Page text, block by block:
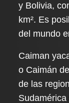
y Bolivia,
km². Es
del mundo
Caiman
o Caimán
de las